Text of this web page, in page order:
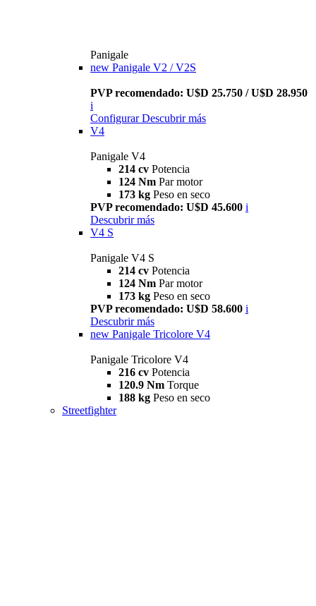
Panigale
new Panigale V2 / V2S
PVP recomendado: U$D 25.750 / U$D 28.950
i
Configurar Descubrir más
V4
Panigale V4
214 cv Potencia
124 Nm Par motor
173 kg Peso en seco
PVP recomendado: U$D 45.600 i
Descubrir más
V4 S
Panigale V4 S
214 cv Potencia
124 Nm Par motor
173 kg Peso en seco
PVP recomendado: U$D 58.600 i
Descubrir más
new Panigale Tricolore V4
Panigale Tricolore V4
216 cv Potencia
120.9 Nm Torque
188 kg Peso en seco
Streetfighter